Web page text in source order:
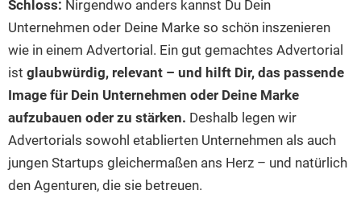
Radtouren am See
Stand Up Paddeling
Kanu- & Kajaktouren
Badeseen in Deutschland
Genuss pur
Wellness am See
Urlaub an der Küste
Direkt am Wasser
Unterkünfte
Hotels am See
Ferienwohnungen
Hausboote
Camping
Ferienwohnungen
Hausboote
Camping am See
Top-Hotels
Top-Hotel Empfehlungen
Familienhotels
Finde Deinen See
Seen in Deiner Nähe
Seen in Deutschland
Seen in Europa
Strandbad-Verzeichnis
Überwachte Badestellen
Hunde am See
Schloss: Nirgendwo anders kannst Du Dein
Unternehmen oder Deine Marke so schön inszenieren
wie in einem Advertorial. Ein gut gemachtes Advertorial
ist glaubwürdig, relevant – und hilft Dir, das passende
Image für Dein Unternehmen oder Deine Marke
aufzubauen oder zu stärken. Deshalb legen wir
Advertorials sowohl etablierten Unternehmen als auch
jungen Startups gleichermaßen ans Herz – und natürlich
den Agenturen, die sie betreuen.